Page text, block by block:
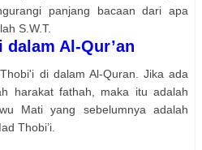
panjang bacaan dari apa
S.W.T.
Al-Qur’an
di dalam Al-Quran. Jika ada
harakat fathah, maka itu adalah
Mati yang sebelumnya adalah
Thobi’i.